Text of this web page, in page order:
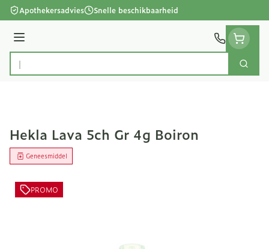
Ga naar de inhoud
Apothekersadvies Snelle beschikbaarheid
Menu
Product, merk, categorie...
Zoek
Hekla Lava 5ch Gr 4g Boiron
Geneesmiddel
PROMO